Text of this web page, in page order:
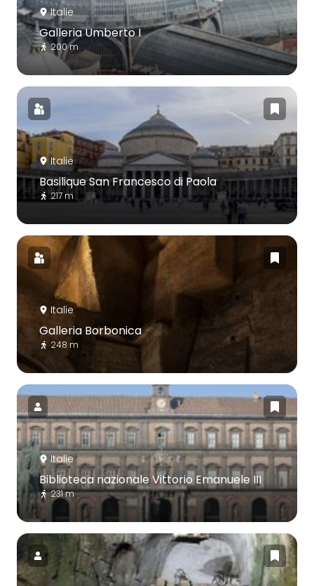
Italie
Galleria Umberto I
200 m
Italie
Basilique San Francesco di Paola
217 m
Italie
Galleria Borbonica
248 m
Italie
Biblioteca nazionale Vittorio Emanuele III
231 m